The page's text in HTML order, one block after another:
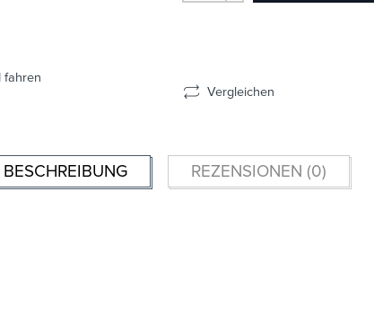
fahren
Vergleichen
BESCHREIBUNG REZENSIONEN (0)